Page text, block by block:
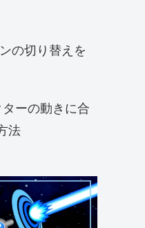
の切り替えを
ターの動きに合
法